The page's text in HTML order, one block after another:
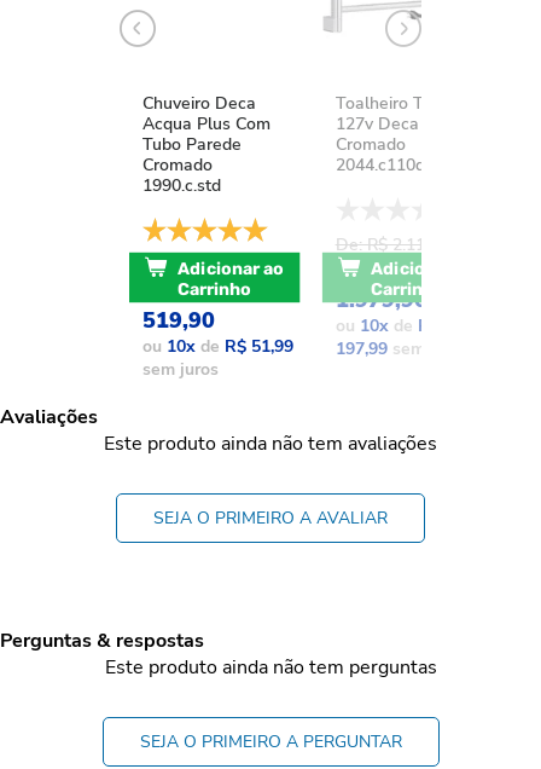
Chuveiro Deca
Acqua Plus Com
Tubo Parede
Cromado
1990.c.std
De: R$ 741,17
POR: R$
519,90
ou 10xde R$ 51,99
sem juros
Adicionar ao
Carrinho
Toalheiro Térmico
127v Deca You
Cromado
2044.c110d.aqc
De: R$ 2.111,37
POR: R$
1.979,90
ou 10xde R$
197,99sem juros
Adicionar ao
Carrinho
Avaliações
Este produto ainda não tem avaliações
SEJA O PRIMEIRO A AVALIAR
Perguntas & respostas
Este produto ainda não tem perguntas
SEJA O PRIMEIRO A PERGUNTAR